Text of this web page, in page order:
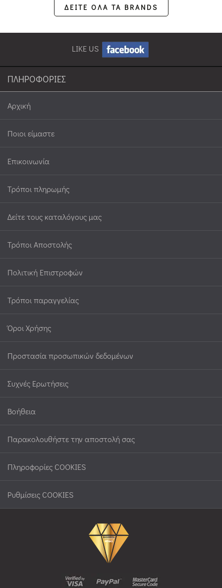
ΔΕΙΤΕ ΟΛΑ ΤΑ BRANDS
LIKE US
ΠΛΗΡΟΦΟΡΙΕΣ
Αρχική
Ποιοι είμαστε
Επικοινωνία
Τρόποι πληρωμής
Δείτε τους καταλόγους μας
Τρόποι Αποστολής
Πολιτική Επιστροφών
Τρόποι παραγγελίας
Όροι Χρήσης
Προστασία προσωπικών δεδομένων
Συχνές Ερωτήσεις
Βοήθεια
Παρακολουθήστε την αποστολή σας
Πληροφορίες COOKIES
Ρυθμίσεις COOKIES